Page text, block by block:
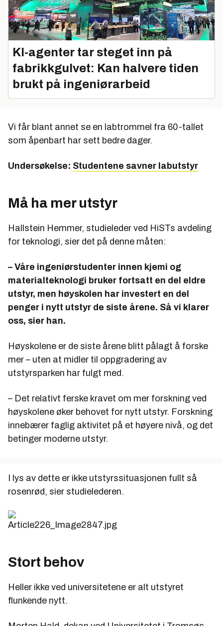
KI-agenter tar steget inn på
fabrikkgulvet: Kan halvere tiden
brukt på ingeniørarbeid
Vi får blant annet se en labtrommel fra 60-tallet
som åpenbart har sett bedre dager.
Undersøkelse: Studentene savner labutstyr
Må ha mer utstyr
Hallstein Hemmer, studieleder ved HiSTs avdeling
for teknologi, sier det på denne måten:
– Våre ingeniørstudenter innen kjemi og
materialteknologi bruker fortsatt en del eldre
utstyr, men høyskolen har investert en del
penger i nytt utstyr de siste årene. Så vi klarer
oss, sier han.
Høyskolene er de siste årene blitt pålagt å forske
mer – uten at midler til oppgradering av
utstyrsparken har fulgt med.
– Det relativt ferske kravet om mer forskning ved
høyskolene øker behovet for nytt utstyr. Forskning
innebærer faglig aktivitet på et høyere nivå, og det
betinger moderne utstyr.
I lys av dette er ikke utstyrssituasjonen fullt så
rosen­rød, sier studielederen.
Stort behov
Heller ikke ved universitetene er alt utstyret
flunkende nytt.